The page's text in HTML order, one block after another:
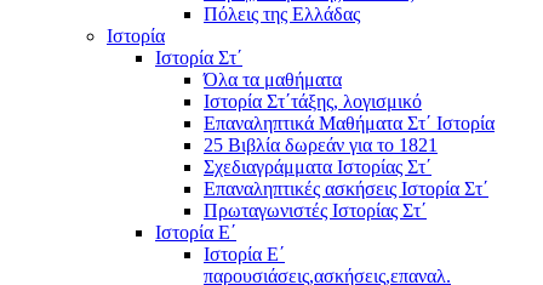
Πόλεις της Ελλάδας
Ιστορία
Ιστορία Στ΄
Όλα τα μαθήματα
Ιστορία Στ΄τάξης, λογισμικό
Επαναληπτικά Μαθήματα Στ΄ Ιστορία
25 Βιβλία δωρεάν για το 1821
Σχεδιαγράμματα Ιστορίας Στ΄
Επαναληπτικές ασκήσεις Ιστορία Στ΄
Πρωταγωνιστές Ιστορίας Στ΄
Ιστορία Ε΄
Ιστορία Ε΄
παρουσιάσεις,ασκήσεις,επαναλ.